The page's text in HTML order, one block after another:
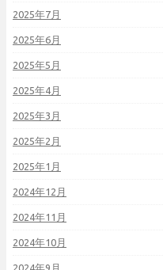
2025年7月
2025年6月
2025年5月
2025年4月
2025年3月
2025年2月
2025年1月
2024年12月
2024年11月
2024年10月
2024年9月